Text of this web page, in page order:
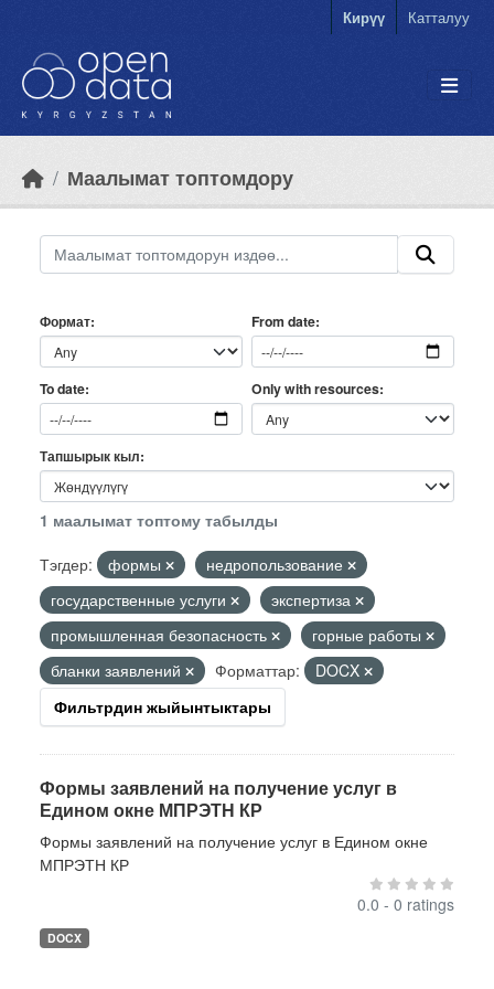
Кирүү Катталуу
Маалымат топтомдору
Формат From date
To date Only with resources
Тапшырык кыл
1 маалымат топтому табылды
Тэгдер:
формы
недропользование
государственные услуги
экспертиза
промышленная безопасность
горные работы
бланки заявлений
Форматтар:
DOCX
Фильтрдин жыйынтыктары
Формы заявлений на получение услуг в
Едином окне МПРЭТН КР
Формы заявлений на получение услуг в Едином окне
МПРЭТН КР
0.0 - 0 ratings
DOCX